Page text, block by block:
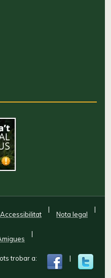
Accessibilitat
|
Nota legal
|
|
trobar a: |